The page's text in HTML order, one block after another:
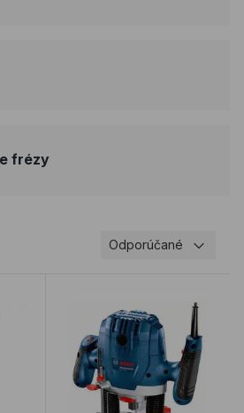
frézy
Odporúčané
BOSCH GKF 550
Horná fréza BOSCH REE